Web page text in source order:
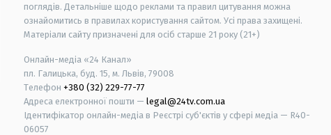
поглядів. Детальніше щодо реклами та правил цитування можна
ознайомитись в правилах користування сайтом. Усі права захищені.
Матеріали сайту призначені для осіб старше 21 року (21+)
Онлайн-медіа «24 Канал»
пл. Галицька, буд. 15, м. Львів, 79008
Телефон +380 (32) 229-77-77
Адреса електронної пошти — legal@24tv.com.ua
Ідентифікатор онлайн-медіа в Реєстрі суб'єктів у сфері медіа — R40-
06057